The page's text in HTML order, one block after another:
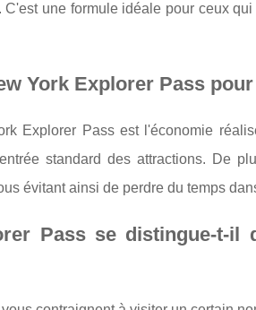
une formule idéale pour ceux
York Explorer Pass
Explorer Pass est l'économie
standard des attractions. De
évitant ainsi de perdre du temps
Pass se distingue-t-il